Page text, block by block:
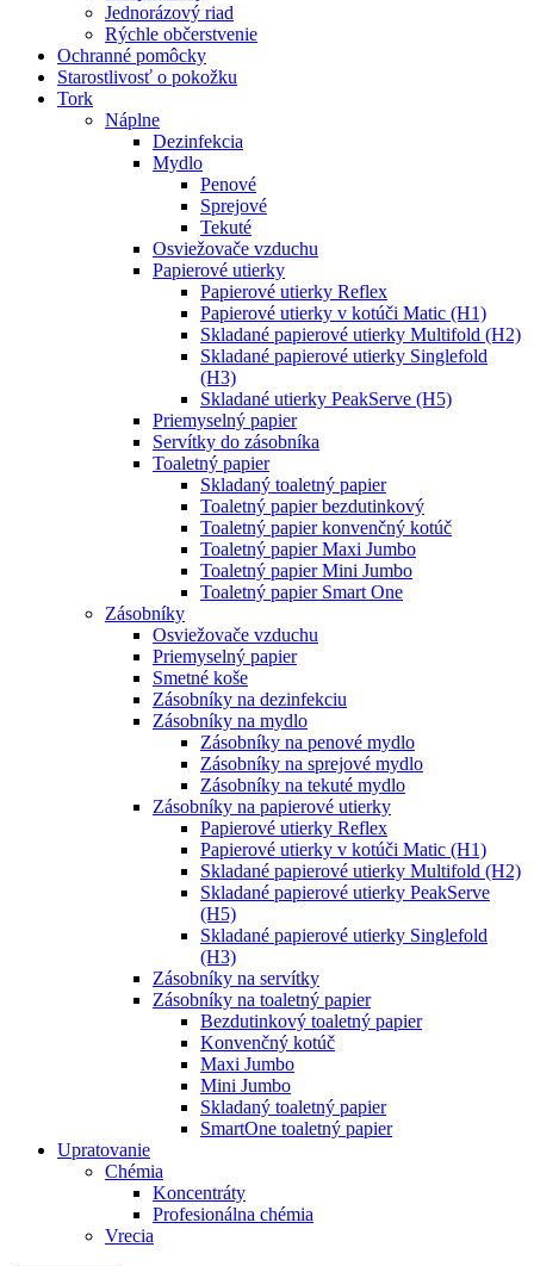
Jednorázový riad
Rýchle občerstvenie
Ochranné pomôcky
Starostlivosť o pokožku
Tork
Náplne
Dezinfekcia
Mydlo
Penové
Sprejové
Tekuté
Osviežovače vzduchu
Papierové utierky
Papierové utierky Reflex
Papierové utierky v kotúči Matic (H1)
Skladané papierové utierky Multifold (H2)
Skladané papierové utierky Singlefold
(H3)
Skladané utierky PeakServe (H5)
Priemyselný papier
Servítky do zásobníka
Toaletný papier
Skladaný toaletný papier
Toaletný papier bezdutinkový
Toaletný papier konvenčný kotúč
Toaletný papier Maxi Jumbo
Toaletný papier Mini Jumbo
Toaletný papier Smart One
Zásobníky
Osviežovače vzduchu
Priemyselný papier
Smetné koše
Zásobníky na dezinfekciu
Zásobníky na mydlo
Zásobníky na penové mydlo
Zásobníky na sprejové mydlo
Zásobníky na tekuté mydlo
Zásobníky na papierové utierky
Papierové utierky Reflex
Papierové utierky v kotúči Matic (H1)
Skladané papierové utierky Multifold (H2)
Skladané papierové utierky PeakServe
(H5)
Skladané papierové utierky Singlefold
(H3)
Zásobníky na servítky
Zásobníky na toaletný papier
Bezdutinkový toaletný papier
Konvenčný kotúč
Maxi Jumbo
Mini Jumbo
Skladaný toaletný papier
SmartOne toaletný papier
Upratovanie
Chémia
Koncentráty
Profesionálna chémia
Vrecia